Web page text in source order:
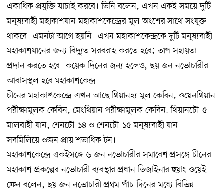
একাধিক প্রযুক্তি যাচাই করবে। তিনি বলেন, এখন একই সময়ে দুটি
মনুষ্যবাহী মহাকাশযান মহাকাশকেন্দ্রের মূল অংশের সাথে সংযুক্ত
থাকবে। এমনটা আগে হয়নি। এখন মহাকাশকেন্দ্রকে দুটি মনুষ্যবাহী
মহাকাশযানের জন্য বিদ্যুত সরবরাহ করতে হবে; তাপ সহায়তা
প্রদান করতে হবে। কয়েক দিনের জন্য হলেও, ছয় জন নভোচারীর
আবাসস্থল হবে মহাকাশকেন্দ্র।
চীনের মহাকাশকেন্দ্রে এখন আছে থিয়ানহ্য মূল কেবিন, ওয়েনথিয়ান
পরীক্ষামূলক কেবিন, মেংথিয়ান পরীক্ষামূলক কেবিন, থিয়ানচৌ-৫
মালবাহী যান, শেনচৌ-১৪ ও শেনচৌ-১৫ মনুষ্যবাহী যান।
সবমিলিয়ে ওজন প্রায় শতাধিক টন।
মহাকাশকেন্দ্রে একইসঙ্গে ৬ জন নভোচারীর সমাবেশ প্রসঙ্গে চীনের
মহাকাশ প্রকল্পের নভোচারী ব্যবস্থার প্রধান ডিজাইনার হুয়াং ওয়েই
ফেন বলেন, ছয় জন নভোচারী প্রথম পাঁচ দিনের মধ্যে বিভিন্ন